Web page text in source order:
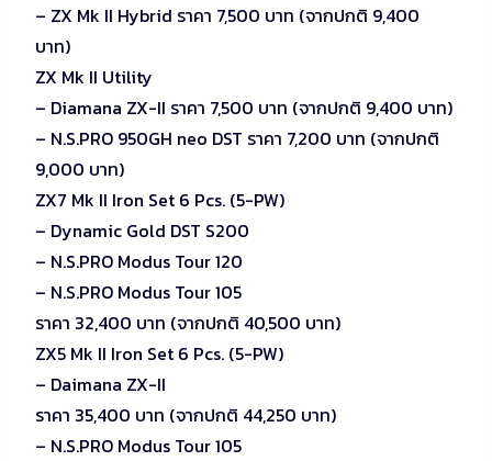
– ZX Mk II Hybrid ราคา 7,500 บาท (จากปกติ 9,400
บาท)
ZX Mk II Utility
– Diamana ZX-II ราคา 7,500 บาท (จากปกติ 9,400 บาท)
– N.S.PRO 950GH neo DST ราคา 7,200 บาท (จากปกติ
9,000 บาท)
ZX7 Mk II Iron Set 6 Pcs. (5-PW)
– Dynamic Gold DST S200
– N.S.PRO Modus Tour 120
– N.S.PRO Modus Tour 105
ราคา 32,400 บาท (จากปกติ 40,500 บาท)
ZX5 Mk II Iron Set 6 Pcs. (5-PW)
– Daimana ZX-II
ราคา 35,400 บาท (จากปกติ 44,250 บาท)
– N.S.PRO Modus Tour 105